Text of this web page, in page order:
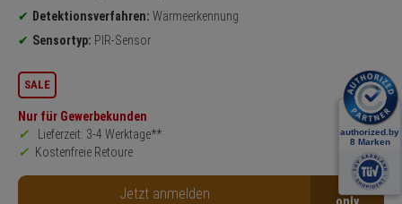
Detektionsverfahren: Wärmeerkennung
Sensortyp: PIR-Sensor
SALE
Nur für Gewerbekunden
Lieferzeit: 3-4 Werktage**
Kostenfreie Retoure
Jetzt anmelden